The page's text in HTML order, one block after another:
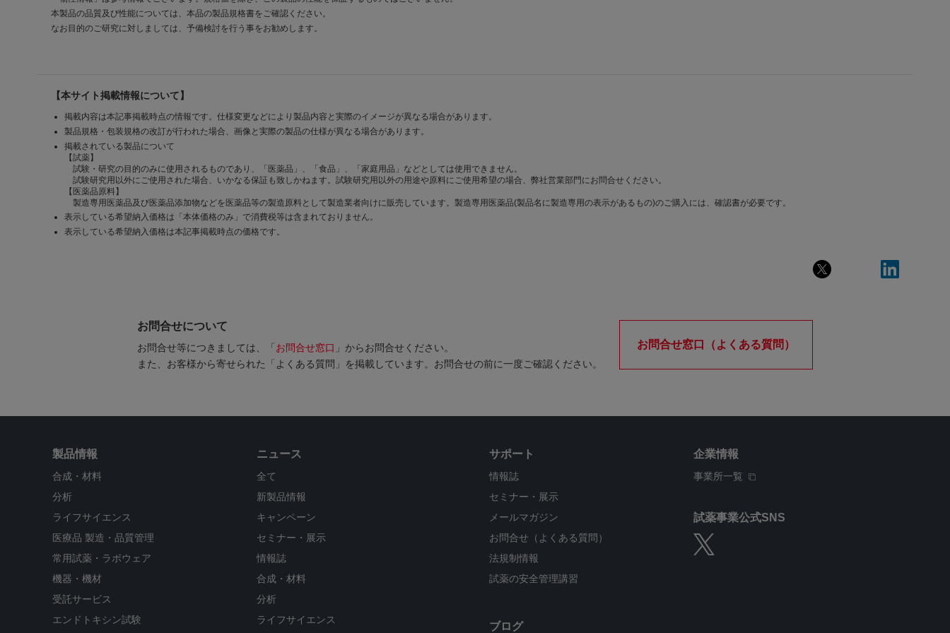
本製品の品質及び性能については、本品の製品規格書をご確認ください。
なお目的のご研究に対しましては、予備検討を行う事をお勧めします。
【本サイト掲載情報について】
掲載内容は本記事掲載時点の情報です。仕様変更などにより製品内容と実際のイメージが異なる場合があります。
製品規格・包装規格の改訂が行われた場合、画像と実際の製品の仕様が異なる場合があります。
掲載されている製品について
【試薬】
試験・研究の目的のみに使用されるものであり、「医薬品」、「食品」、「家庭用品」などとしては使用できません。
試験研究用以外にご使用された場合、いかなる保証も致しかねます。試験研究用以外の用途や原料にご使用希望の場合、弊社営業部門にお問合せください。
【医薬品原料】
製造専用医薬品及び医薬品添加物などを医薬品等の製造原料として製造業者向けに販売しています。製造専用医薬品(製品名に製造専用の表示があるもの)のご購入には、確認書が必要です。
表示している希望納入価格は「本体価格のみ」で消費税等は含まれておりません。
表示している希望納入価格は本記事掲載時点の価格です。
お問合せについて
お問合せ等につきましては、「 お問合せ窓口 」からお問合せください。
また、お客様から寄せられた「よくある質問」を掲載しています。お問合せの前に一度ご確認ください。
お問合せ窓口（よくある質問）
製品情報
合成・材料
分析
ライフサイエンス
医療品 製造・品質管理
常用試薬・ラボウェア
機器・機材
受託サービス
エンドトキシン試験
ニュース
全て
新製品情報
キャンペーン
セミナー・展示
情報誌
合成・材料
分析
ライフサイエンス
サポート
情報誌
セミナー・展示
メールマガジン
お問合せ（よくある質問）
法規制情報
試薬の安全管理講習
ブログ
企業情報
事業所一覧
試薬事業公式SNS